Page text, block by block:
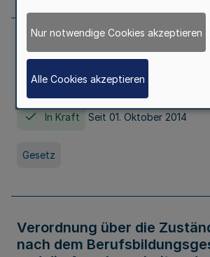
Gesetz über die
Nordrhein-Westfalen
HG)
In Kraft Seit 01. Oktober 2014
Gesetz
Verordnung über die
nach dem
Nur notwendige Cookies akzeptieren
Alle Cookies akzeptieren